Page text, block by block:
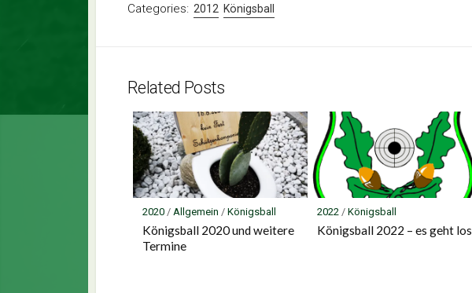
Categories: 2012 Königsball
Related Posts
2020 /Allgemein /Königsball
Königsball 2020 und weitere
Termine
2022 /Königsball
Königsball 2022 – es geht los